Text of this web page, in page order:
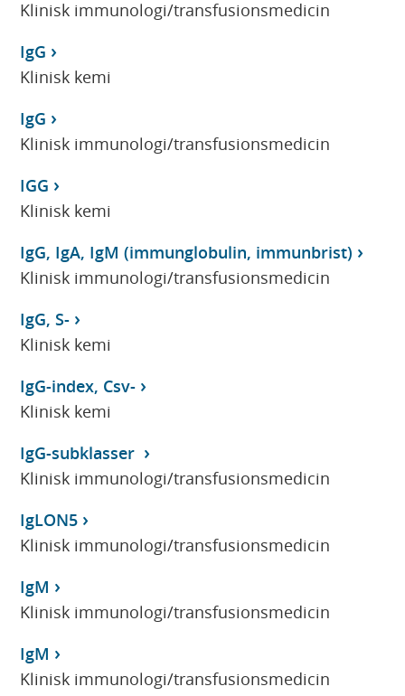
Klinisk immunologi/transfusionsmedicin
IgG
Klinisk kemi
IgG
Klinisk immunologi/transfusionsmedicin
IGG
Klinisk kemi
IgG, IgA, IgM (immunglobulin, immunbrist)
Klinisk immunologi/transfusionsmedicin
IgG, S-
Klinisk kemi
IgG-index, Csv-
Klinisk kemi
IgG-subklasser
Klinisk immunologi/transfusionsmedicin
IgLON5
Klinisk immunologi/transfusionsmedicin
IgM
Klinisk immunologi/transfusionsmedicin
IgM
Klinisk immunologi/transfusionsmedicin